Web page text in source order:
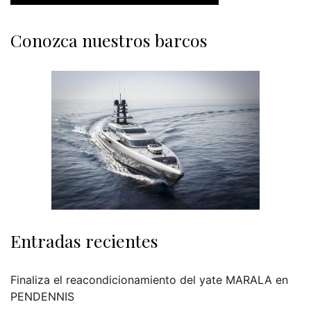
Conozca nuestros barcos
Entradas recientes
Finaliza el reacondicionamiento del yate MARALA en
PENDENNIS